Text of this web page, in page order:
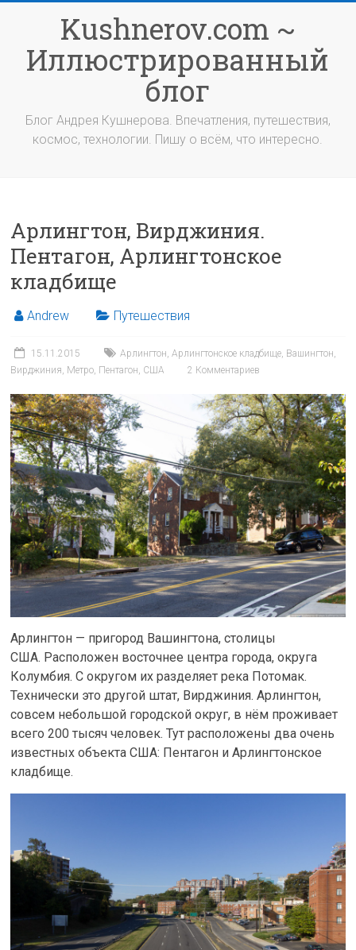
содержимомуKushnerov.com ~
Иллюстрированный
блог
Блог Андрея Кушнерова. Впечатления, путешествия,
космос, технологии. Пишу о всём, что интересно.
Арлингтон, Вирджиния.
Пентагон, Арлингтонское
кладбище
Andrew Путешествия
15.11.2015 Арлингтон,Арлингтонское кладбище, Вашингтон,
Вирджиния, Метро, Пентагон, США 2 Комментариев
Арлингтон — пригород Вашингтона, столицы
США. Расположен восточнее центра города, округа
Колумбия. С округом их разделяет река Потомак.
Технически это другой штат, Вирджиния. Арлингтон,
совсем небольшой городской округ, в нём проживает
всего 200 тысяч человек. Тут расположены два очень
известных объекта США: Пентагон и Арлингтонское
кладбище.